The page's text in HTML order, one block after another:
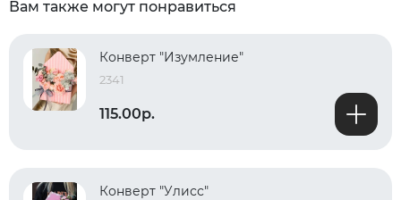
Вам также могут понравиться
Конверт "Изумление"
2341
115.00р.
Конверт "Улисс"